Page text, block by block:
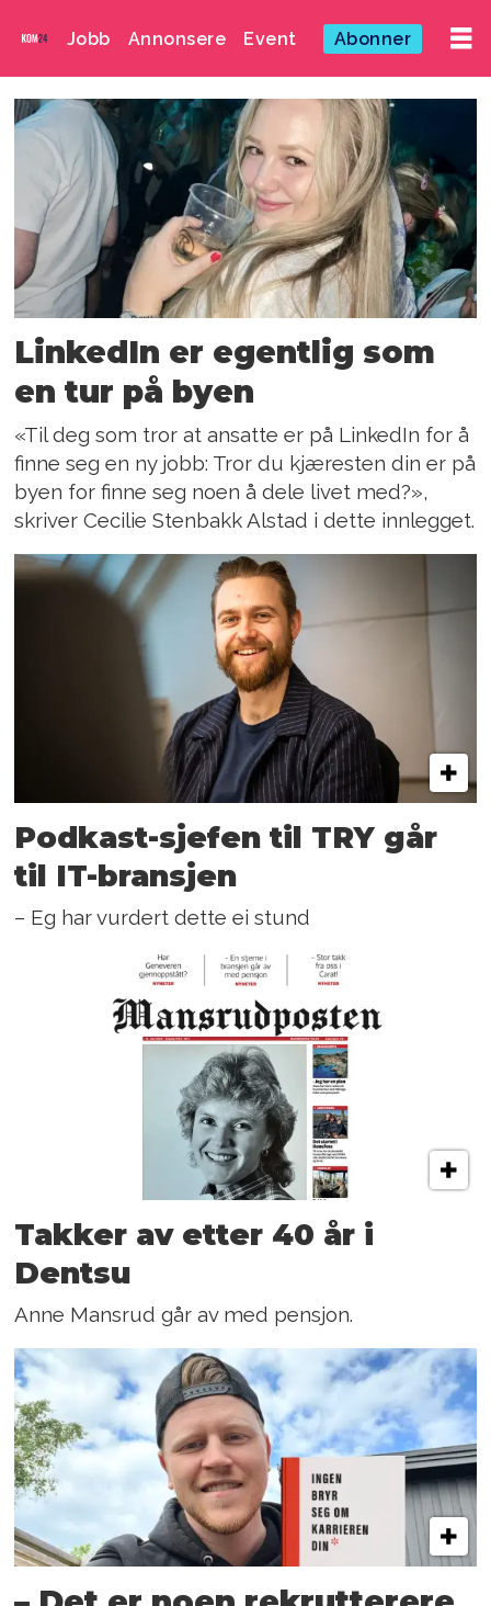
Jobb Annonsere Event Abonner
Emne:
karriere
LinkedIn er egentlig som
en tur på byen
«Til deg som tror at ansatte er på LinkedIn for å
finne seg en ny jobb: Tror du kjæresten din er på
byen for finne seg noen å dele livet med?»,
skriver Cecilie Stenbakk Alstad i dette innlegget.
Podkast-sjefen til TRY går
til IT-bransjen
– Eg har vurdert dette ei stund
Takker av etter 40 år i
Dentsu
Anne Mansrud går av med pensjon.